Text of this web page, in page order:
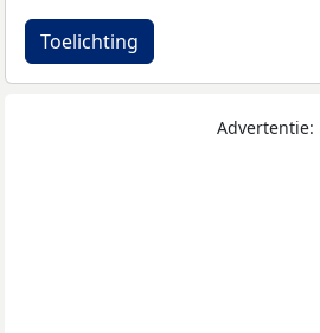
Toelichting
Advertentie: